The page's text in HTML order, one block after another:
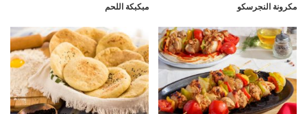
مكرونة النجرسكو مبكبكة اللحم